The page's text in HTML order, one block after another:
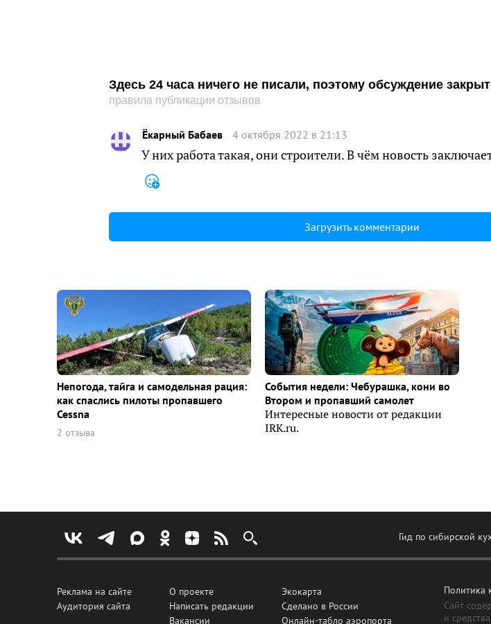
Здесь 24 часа ничего не писали, поэтому обсуждение
правила публикации отзывов
Ёкарный Бабаев 4 октября 2022 в 21:13
У них работа такая, они строители. В чём новость
Загрузить комментарии
Непогода, тайга и самодельная рация:
как спаслись пилоты пропавшего
Cessna
2 отзыва
События недели: Чебурашка, кони во
Втором и пропавший самолет
Интересные новости от редакции
IRK.ru.
Гид по сибирской
Реклама на сайте
Аудитория сайта
О проекте
Написать редакции
Вакансии
Экокарта
Сделано в России
Онлайн-табло аэропорта
Политика
Сайт
и